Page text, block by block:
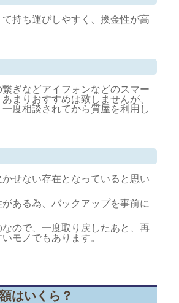
持ち運びしやすく、換金性が高
ぎなどアイフォンなどのスマー
まりおすすめは致しませんが、
度相談されてから質屋を利用し
せない存在となっていると思い
ある為、バックアップを事前に
ので、一度取り戻したあと、再
モノでもあります。
はいくら？